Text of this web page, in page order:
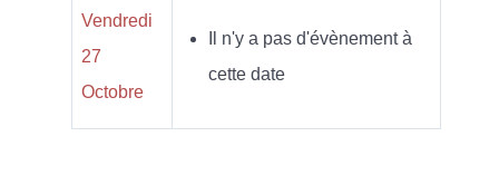
Vendredi
27
Octobre
Il n'y a pas d'évènement à
cette date